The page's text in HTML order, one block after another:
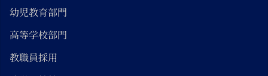
幼児教育部門
高等学校部門
教職員採用